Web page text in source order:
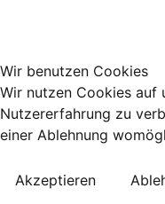
Wir benutzen Cookies
Wir nutzen Cookies auf
Nutzererfahrung zu
einer Ablehnung
Akzeptieren